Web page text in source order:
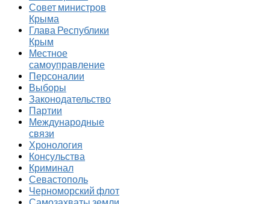
Совет министров
Крыма
Глава Республики
Крым
Местное
самоуправление
Персоналии
Выборы
Законодательство
Партии
Международные
связи
Хронология
Консульства
Криминал
Севастополь
Черноморский флот